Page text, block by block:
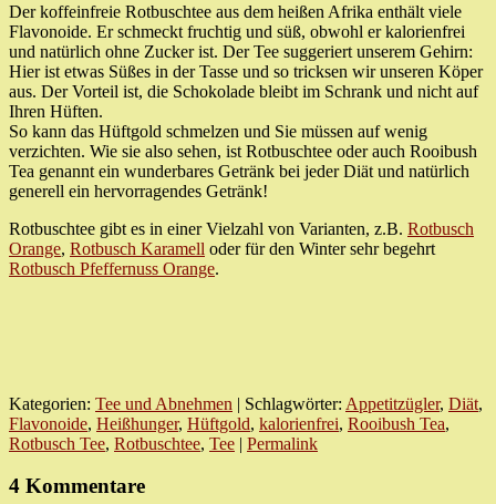
Der koffeinfreie Rotbuschtee aus dem heißen Afrika enthält viele
Flavonoide. Er schmeckt fruchtig und süß, obwohl er kalorienfrei
und natürlich ohne Zucker ist. Der Tee suggeriert unserem Gehirn:
Hier ist etwas Süßes in der Tasse und so tricksen wir unseren Köper
aus. Der Vorteil ist, die Schokolade bleibt im Schrank und nicht auf
Ihren Hüften.
So kann das Hüftgold schmelzen und Sie müssen auf wenig
verzichten. Wie sie also sehen, ist Rotbuschtee oder auch ­Rooibush
Tea genannt ein wunderbares Getränk bei jeder Diät und natürlich
generell ein hervorragendes Getränk!
Rotbuschtee gibt es in einer Vielzahl von Varianten, z.B. Rotbusch
Orange, Rotbusch Karamell oder für den Winter sehr begehrt
Rotbusch Pfeffernuss Orange.
Kategorien: Tee und Abnehmen | Schlagwörter: Appetitzügler, Diät,
Flavonoide, Heißhunger, Hüftgold, kalorienfrei, Rooibush Tea,
Rotbusch Tee, Rotbuschtee, Tee | Permalink
4 Kommentare